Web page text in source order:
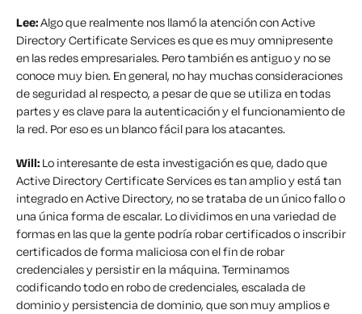
Lee:Algo que realmente nos llamó la atención con Active
Directory Certificate Services es que es muy omnipresente
en las redes empresariales. Pero también es antiguo y no se
conoce muy bien. En general, no hay muchas consideraciones
de seguridad al respecto, a pesar de que se utiliza en todas
partes y es clave para la autenticación y el funcionamiento de
la red. Por eso es un blanco fácil para los atacantes.
Will: Lo interesante de esta investigación es que, dado que
Active Directory Certificate Services es tan amplio y está tan
integrado en Active Directory, no se trataba de un único fallo o
una única forma de escalar. Lo dividimos en una variedad de
formas en las que la gente podría robar certificados o inscribir
certificados de forma maliciosa con el fin de robar
credenciales y persistir en la máquina. Terminamos
codificando todo en robo de credenciales, escalada de
dominio y persistencia de dominio, que son muy amplios e